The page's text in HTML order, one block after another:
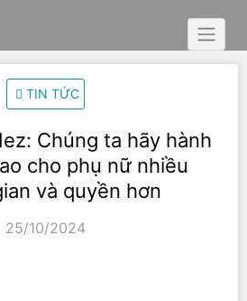
TIN TỨC
Chúng ta hãy hành
cho phụ nữ nhiều
và quyền hơn
25/10/2024